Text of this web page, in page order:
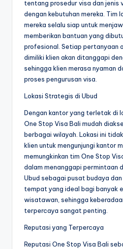
tentang prosedur visa dan jenis
dengan kebutuhan mereka. Tim
mereka selalu siap untuk
memberikan bantuan yang
profesional. Setiap pertanyaan
dimiliki klien akan ditanggapi
sehingga klien merasa nyaman
proses pengurusan visa.
Lokasi Strategis di Ubud
Dengan kantor yang terletak di
One Stop Visa Bali mudah
berbagai wilayah. Lokasi ini
klien untuk mengunjungi kantor
memungkinkan tim One Stop
dalam menanggapi permintaan
Ubud sebagai pusat budaya
tempat yang ideal bagi banyak
wisatawan, sehingga
terpercaya sangat penting.
Reputasi yang Terpercaya
Reputasi One Stop Visa Bali